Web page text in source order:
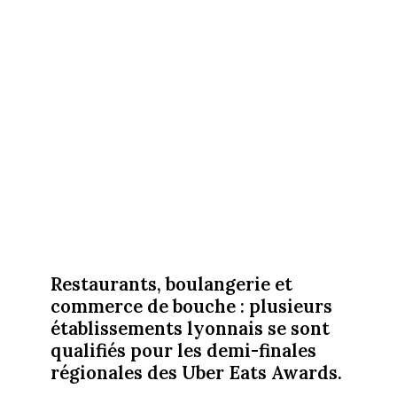
Restaurants, boulangerie et
commerce de bouche : plusieurs
établissements lyonnais se sont
qualifiés pour les demi-finales
régionales des Uber Eats Awards.